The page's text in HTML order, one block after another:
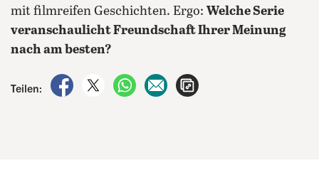
mit filmreifen Geschichten. Ergo: Welche Serie
veranschaulicht Freundschaft Ihrer Meinung
nach am besten?
Teilen:
auf Facebook teilen
auf X teilenper WhatsApp teilen
per E-Mail teilen